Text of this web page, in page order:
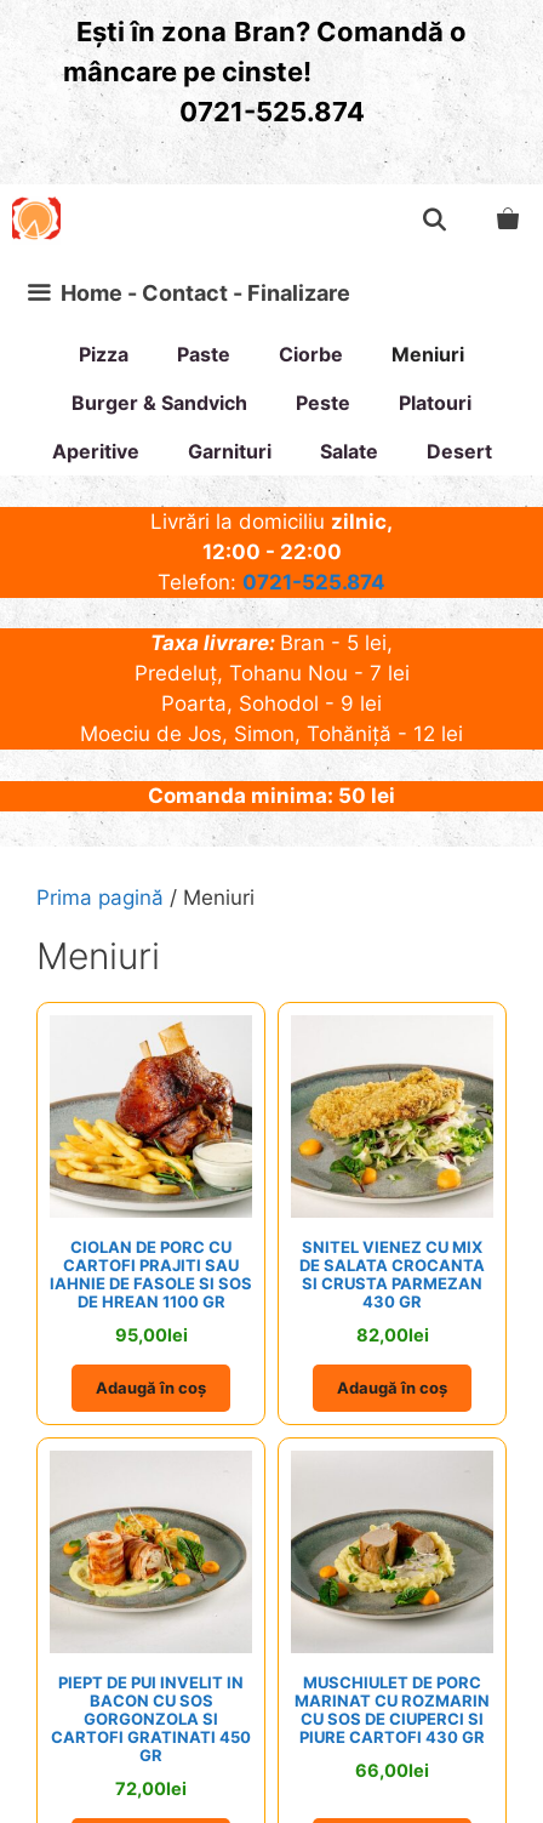
conținut
Ești în zona Bran? Comandă o
mâncare pe cinste!
0721-525.874
Home - Contact - Finalizare
Pizza Paste Ciorbe
Meniuri
Burger & Sandvich
Peste
Platouri
Aperitive
Garnituri Salate Desert
Livrări la domiciliu zilnic,
12:00 - 22:00
Telefon: 0721-525.874
Taxa livrare: Bran - 5 lei,
Predeluț, Tohanu Nou - 7 lei
Poarta, Sohodol - 9 lei
Moeciu de Jos, Simon, Tohăniță - 12 lei
Comanda minima: 50 lei
Prima pagină / Meniuri
Meniuri
CIOLAN DE PORC CU
CARTOFI PRAJITI SAU
IAHNIE DE FASOLE SI SOS
DE HREAN 1100 GR
95,00lei
Adaugă în coș
SNITEL VIENEZ CU MIX
DE SALATA CROCANTA
SI CRUSTA PARMEZAN
430 GR
82,00lei
Adaugă în coș
PIEPT DE PUI INVELIT IN
BACON CU SOS
GORGONZOLA SI
CARTOFI GRATINATI 450
GR
72,00lei
MUSCHIULET DE PORC
MARINAT CU ROZMARIN
CU SOS DE CIUPERCI SI
PIURE CARTOFI 430 GR
66,00lei